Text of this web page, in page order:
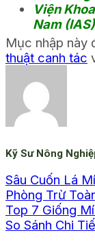
Viện
Nam (IAS)
Mục nhập này
thuật canh tác
Kỹ Sư Nông
Sâu Cuốn Lá
Phòng Trừ
Top 7 Giống
So Sánh Chi